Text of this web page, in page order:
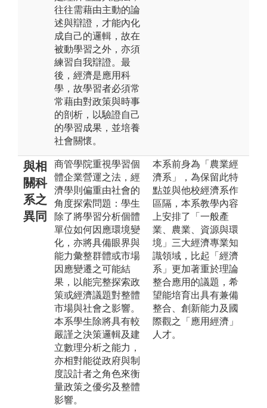
往往需藉由主動的論
述與辯證，才能內化
成自己的邏輯，故在
被動學習之外，亦須
練習自我辯證。最
後，經濟是應用科
學，故學習者必須常
常藉由對政策與時事
的剖析，以驗證自己
的學習成果，並培養
社會關懷。
與相
關科
系之
異同
商管學院重視學習個
體企業營運之法，經
濟學則偏重由社會的
角度探索問題：學生
除了將學習分析個體
單位如何因應環境變
化，亦將具備眼界與
能力彙整群體或市場
因應變遷之可能結
果，以能完整探索政
策或經濟議題對整體
市場與社會之影響。
本系學生除將具有較
嚴謹之決策邏輯及建
立數理分析之能力，
亦相對能從政府與制
度設計者之角色來衡
量政策之優劣及整體
影響。
本系前身為「農業經
濟系」，為保留此特
點並與他校經濟系作
區隔，本系教學內容
上安排了「一般產
業、農業、資源與環
境」三大經濟專業知
識領域，比起「經濟
系」更加著重於理論
整合應用的議題，希
望能培育出具有兼備
整合、創新能力及國
際觀之「應用經濟」
人才。